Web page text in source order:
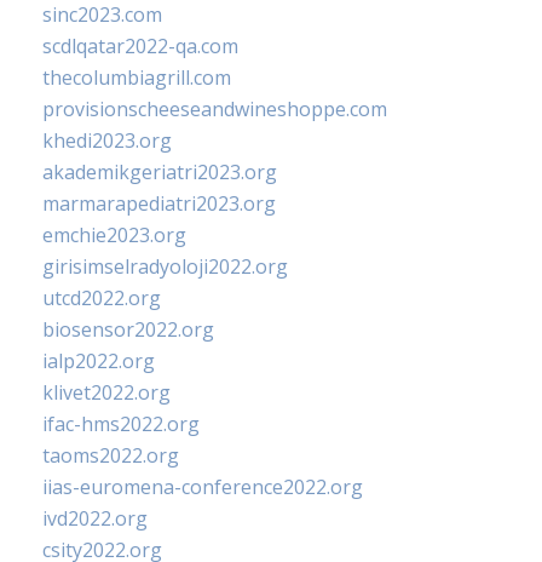
sinc2023.com
scdlqatar2022-qa.com
thecolumbiagrill.com
provisionscheeseandwineshoppe.com
khedi2023.org
akademikgeriatri2023.org
marmarapediatri2023.org
emchie2023.org
girisimselradyoloji2022.org
utcd2022.org
biosensor2022.org
ialp2022.org
klivet2022.org
ifac-hms2022.org
taoms2022.org
iias-euromena-conference2022.org
ivd2022.org
csity2022.org